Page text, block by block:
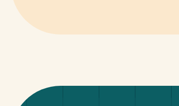
10. Аджахметова, Я.Г.
Весь текст будет доступен